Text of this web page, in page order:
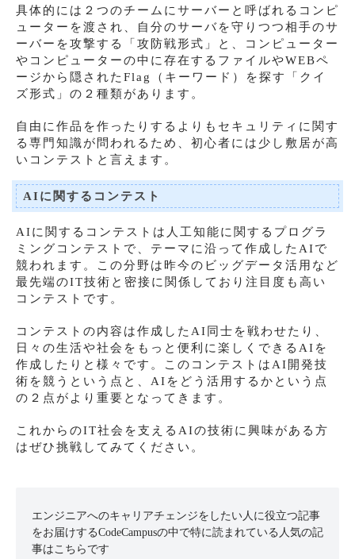
具体的には２つのチームにサーバーと呼ばれるコンピ
ューターを渡され、自分のサーバを守りつつ相手のサ
ーバーを攻撃する「攻防戦形式」と、コンピューター
やコンピューターの中に存在するファイルやWEBペ
ージから隠されたFlag（キーワード）を探す「クイ
ズ形式」の２種類があります。
自由に作品を作ったりするよりもセキュリティに関す
る専門知識が問われるため、初心者には少し敷居が高
いコンテストと言えます。
AIに関するコンテスト
AIに関するコンテストは人工知能に関するプログラ
ミングコンテストで、テーマに沿って作成したAIで
競われます。この分野は昨今のビッグデータ活用など
最先端のIT技術と密接に関係しており注目度も高い
コンテストです。
コンテストの内容は作成したAI同士を戦わせたり、
日々の生活や社会をもっと便利に楽しくできるAIを
作成したりと様々です。このコンテストはAI開発技
術を競うという点と、AIをどう活用するかという点
の２点がより重要となってきます。
これからのIT社会を支えるAIの技術に興味がある方
はぜひ挑戦してみてください。
エンジニアへのキャリアチェンジをしたい人に役立つ記事
をお届けするCodeCampusの中で特に読まれている人気の記
事はこちらです